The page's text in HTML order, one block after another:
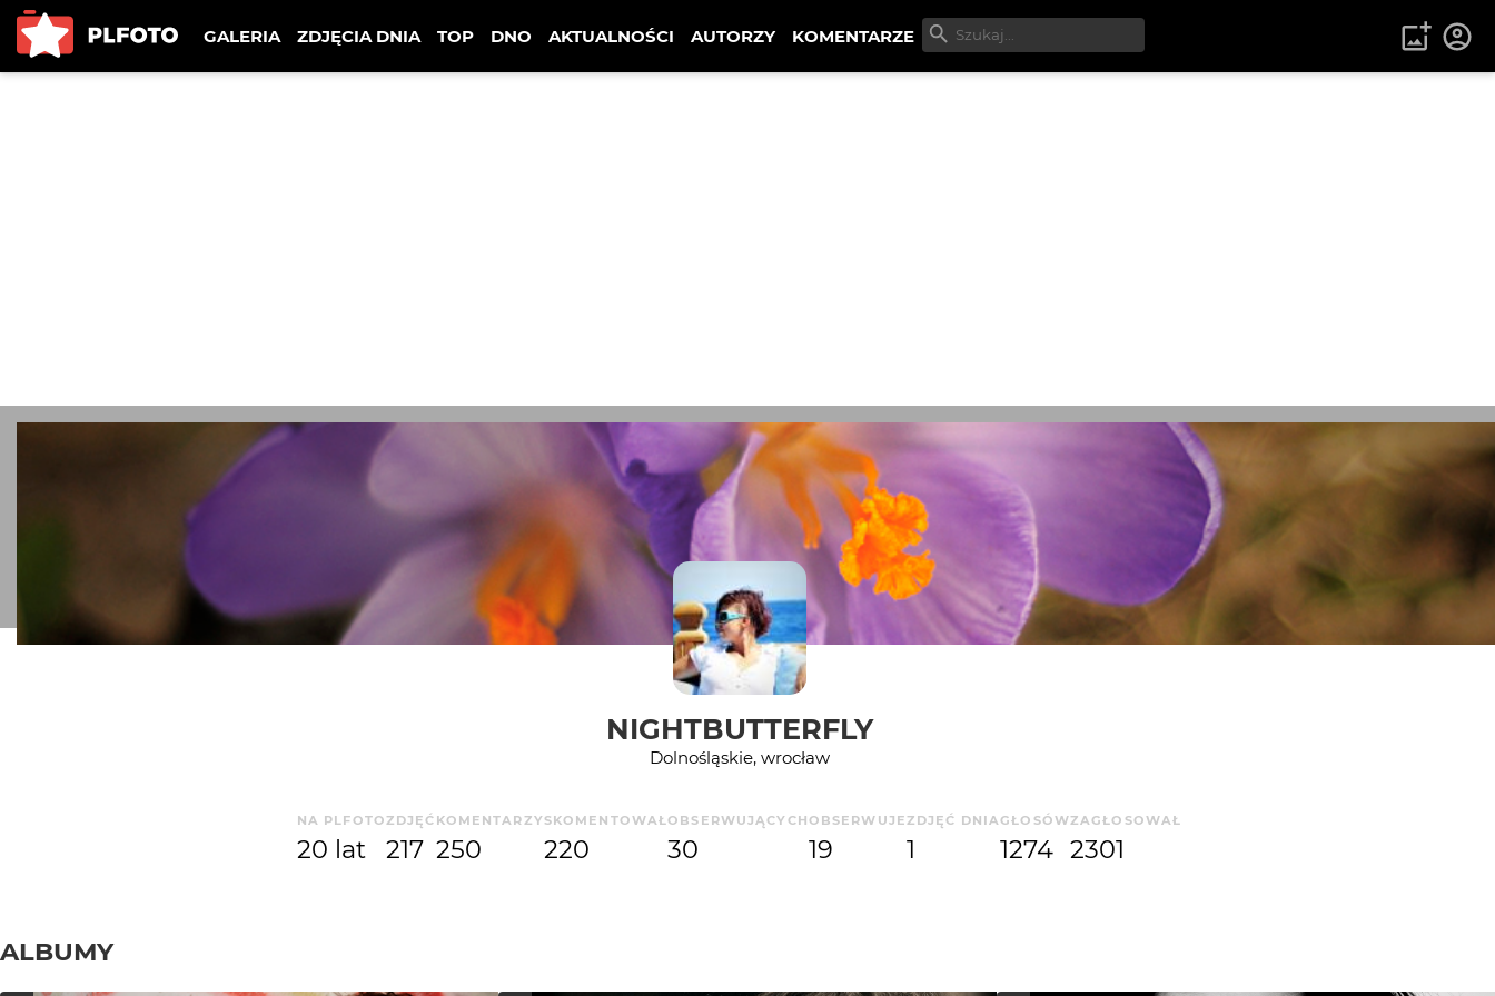
GALERIA ZDJĘCIA DNIA TOP DNO AKTUALNOŚCI AUTORZY KOMENTARZE
NIGHTBUTTERFLY
Dolnośląskie, wrocław
NA PLFOTO
20 lat
ZDJĘĆ
217
KOMENTARZY
250
SKOMENTOWAŁ
220
OBSERWUJĄCYCH
30
OBSERWUJE
19
ZDJĘĆ DNIA
1
GŁOSÓW
1274
ZAGŁOSOWAŁ
2301
ALBUMY